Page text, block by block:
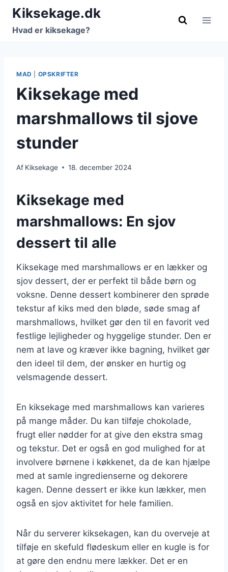
Fortsæt
indhold
Kiksekage.dk
Hvad er kiksekage?
MAD OPSKRIFTER
Kiksekage med
marshmallows til sjove
stunder
Af Kiksekage 18. december 2024
Kiksekage med
marshmallows: En sjov
dessert til alle
Kiksekage med marshmallows er en lækker og
sjov dessert, der er perfekt til både børn og
voksne. Denne dessert kombinerer den sprøde
tekstur af kiks med den bløde, søde smag af
marshmallows, hvilket gør den til en favorit ved
festlige lejligheder og hyggelige stunder. Den er
nem at lave og kræver ikke bagning, hvilket gør
den ideel til dem, der ønsker en hurtig og
velsmagende dessert.
En kiksekage med marshmallows kan varieres
på mange måder. Du kan tilføje chokolade,
frugt eller nødder for at give den ekstra smag
og tekstur. Det er også en god mulighed for at
involvere børnene i køkkenet, da de kan hjælpe
med at samle ingredienserne og dekorere
kagen. Denne dessert er ikke kun lækker, men
også en sjov aktivitet for hele familien.
Når du serverer kiksekagen, kan du overveje at
tilføje en skefuld flødeskum eller en kugle is for
at gøre den endnu mere lækker. Det er en